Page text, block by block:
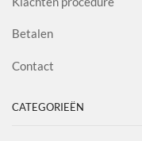
Betalen
Contact
CATEGORIEËN